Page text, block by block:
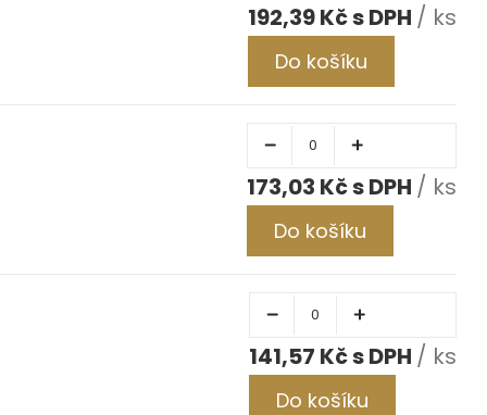
192,39 Kč / ks
Do košíku
173,03 Kč / ks
Do košíku
141,57 Kč / ks
Do košíku